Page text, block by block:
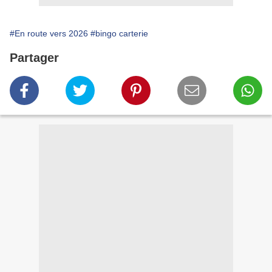
#En route vers 2026 #bingo carterie
Partager